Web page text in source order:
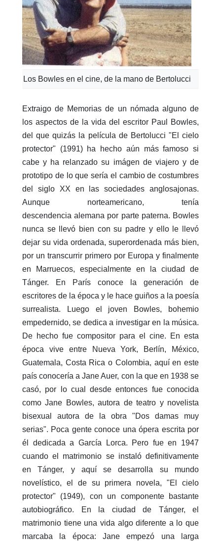
Los Bowles en el cine, de la mano de Bertolucci
Extraigo de Memorias de un nómada alguno de
los aspectos de la vida del escritor Paul Bowles,
del que quizás la película de Bertolucci "El cielo
protector" (1991) ha hecho aún más famoso si
cabe y ha relanzado su imágen de viajero y de
prototipo de lo que sería el cambio de costumbres
del siglo XX en las sociedades anglosajonas.
Aunque norteamericano, tenía
descendencia alemana por parte paterna. Bowles
nunca se llevó bien con su padre y ello le llevó
dejar su vida ordenada, superordenada más bien,
por un transcurrir primero por Europa y finalmente
en Marruecos, especialmente en la ciudad de
Tánger. En París conoce la generación de
escritores de la época y le hace guiños a la poesía
surrealista. Luego el joven Bowles, bohemio
empedernido, se dedica a investigar en la música.
De hecho fue compositor para el cine. En esta
época vive entre Nueva York, Berlín, México,
Guatemala, Costa Rica o Colombia, aquí en este
país conocería a Jane Auer, con la que en 1938 se
casó, por lo cual desde entonces fue conocida
como Jane Bowles, autora de teatro y novelista
bisexual autora de la obra "Dos damas muy
serias". Poca gente conoce una ópera escrita por
él dedicada a García Lorca. Pero fue en 1947
cuando el matrimonio se instaló definitivamente
en Tánger, y aquí se desarrolla su mundo
novelístico, el de su primera novela, "El cielo
protector" (1949), con un componente bastante
autobiográfico. En la ciudad de Tánger, el
matrimonio tiene una vida algo diferente a lo que
marcaba la época: Jane empezó una larga